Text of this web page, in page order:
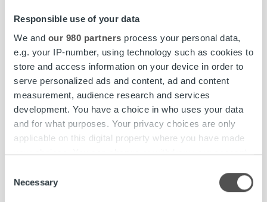
Responsible use of your data
We and our 980 partners process your personal data,
e.g. your IP-number, using technology such as cookies to
store and access information on your device in order to
serve personalized ads and content, ad and content
measurement, audience research and services
development. You have a choice in who uses your data
and for what purposes. Your privacy choices are only
applicable on this digital property where you have made
your choices. You can change or withdraw your consent
the Privacy trigger icon.
Selection
Necessary
sen linkkejä/liitteitä avatessa.
Viestin aitouden voit aina varmistaaRopon
asiakaspalvelusta.
MyRopossa hoidat maksuasiasi turvallisesti
sähköisen tunnistautumisen kautta. Palveluun
kirjaudutaan henkilökohtaisilla
verkkopankkitunnuksilla osoitteessa:myropo.fi.
Online on myös sähköpostitse asioiville
suositeltava vaihtoehto, koska viestin voi lähettää
vahvan tunnistautumisen kautta turvallisesti ja